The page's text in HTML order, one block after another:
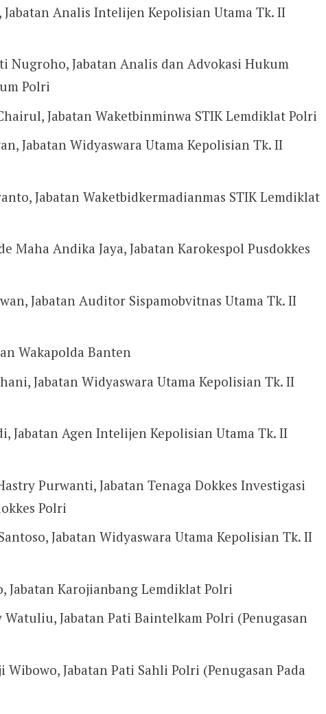
Analis Intelijen Kepolisian Utama Tk. II
Nugroho, Jabatan Analis dan Advokasi Hukum
Polri
Jabatan Waketbinminwa STIK Lemdiklat Polri
Jabatan Widyaswara Utama Kepolisian Tk. II
Jabatan Waketbidkermadianmas STIK Lemdiklat
Maha Andika Jaya, Jabatan Karokespol Pusdokkes
Jabatan Auditor Sispamobvitnas Utama Tk. II
Wakapolda Banten
Jabatan Widyaswara Utama Kepolisian Tk. II
Jabatan Agen Intelijen Kepolisian Utama Tk. II
Purwanti, Jabatan Tenaga Dokkes Investigasi
Polri
Jabatan Widyaswara Utama Kepolisian Tk. II
Jabatan Karojianbang Lemdiklat Polri
Jabatan Pati Baintelkam Polri (Penugasan
Jabatan Pati Sahli Polri (Penugasan Pada